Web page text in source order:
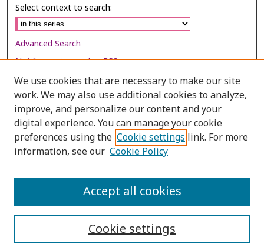
Select context to search:
Advanced Search
Notify me via email orRSS
Browse
Collections
Disciplines
Authors
We use cookies that are necessary to make our site
work. We may also use additional cookies to analyze,
improve, and personalize our content and your
digital experience. You can manage your cookie
preferences using the Cookie settings link. For more
information, see our Cookie Policy
Cookie settings
Accept all cookies